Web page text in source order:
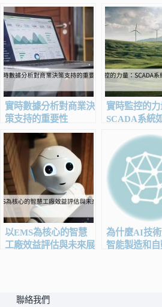
實時數據分析對商業決
策支持的重要性
實時監控的力
SCADA系統
以EMS為核心的智慧
工廠效益評估與未來展
為什麼AI技
智能製造和
聯絡我們